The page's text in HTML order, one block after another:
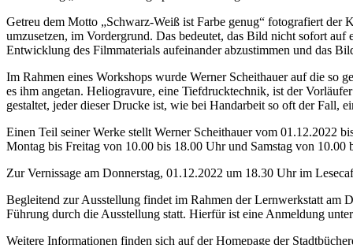
Getreu dem Motto „Schwarz-Weiß ist Farbe genug“ fotografiert der
umzusetzen, im Vordergrund. Das bedeutet, das Bild nicht sofort
Entwicklung des Filmmaterials aufeinander abzustimmen und das
Im Rahmen eines Workshops wurde Werner Scheithauer auf die so
es ihm angetan. Heliogravure, eine Tiefdrucktechnik, ist der
gestaltet, jeder dieser Drucke ist, wie bei Handarbeit so oft der Fall,
Einen Teil seiner Werke stellt Werner Scheithauer vom 01.12.2022
Montag bis Freitag von 10.00 bis 18.00 Uhr und Samstag von 10.00
Zur Vernissage am Donnerstag, 01.12.2022 um 18.30 Uhr im
Begleitend zur Ausstellung findet im Rahmen der Lernwerkstatt am
Führung durch die Ausstellung statt. Hierfür ist eine Anmeldung
Weitere Informationen finden sich auf der Homepage der